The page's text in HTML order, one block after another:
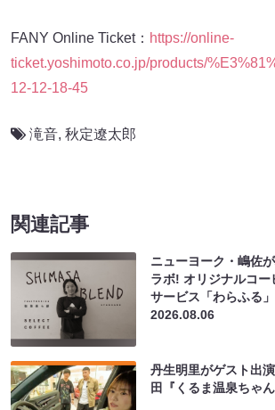
FANY Online Ticket： https://online-
ticket.yoshimoto.co.jp/products/
12-12-18-45
滝音, 秋定遼太郎
関連記事
ニューヨーク・嶋佐
ラボ! オリジナルコ
サービス「わらふる
2026.08.06
丹生明里がゲスト出
田『くるま温泉ちゃ